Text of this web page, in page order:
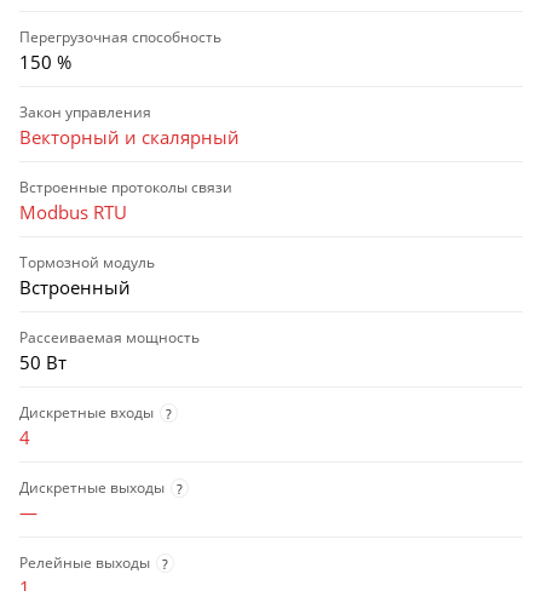
Перегрузочная способность
150 %
Закон управления
Векторный и скалярный
Встроенные протоколы связи
Modbus RTU
Тормозной модуль
Встроенный
Рассеиваемая мощность
50 Вт
Дискретные входы ?
4
Дискретные выходы ?
—
Релейные выходы ?